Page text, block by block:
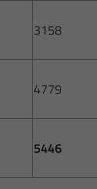
3158
4779
5446